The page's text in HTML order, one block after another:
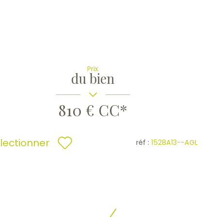
Prix
du bien
810 € CC*
réf : 1528A13--AGL